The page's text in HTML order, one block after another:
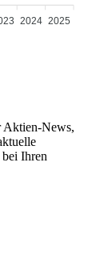
2024 2025
Aktien-News,
Ihren